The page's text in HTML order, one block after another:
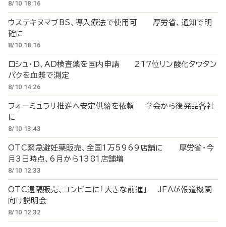
8/10 18:16
ウステキヌマブBS、導入療法で使用可 厚労省、通知で明
確に
8/10 18:16
ロシュ・D、AD検査薬を国内申請 217位リン酸化タウタン
パクを血漿で測定
8/10 14:26
フォーミュラリ推進へ安定供給を依頼 学会から後発品各社
に
8/10 13:43
OTC緊急避妊薬販売、全国1万5969店舗に 厚労省・今
月3日時点、6月から1381店舗増
8/10 12:33
OTC遠隔販売、コンビニに「大きな前進」 JFAが報道機関
向け説明会
8/10 12:32